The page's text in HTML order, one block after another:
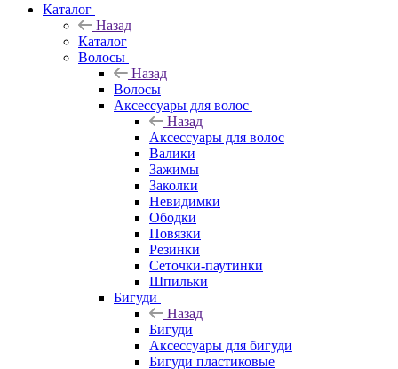
Каталог
Назад
Каталог
Волосы
Назад
Волосы
Аксессуары для волос
Назад
Аксессуары для волос
Валики
Зажимы
Заколки
Невидимки
Ободки
Повязки
Резинки
Сеточки-паутинки
Шпильки
Бигуди
Назад
Бигуди
Аксессуары для бигуди
Бигуди пластиковые